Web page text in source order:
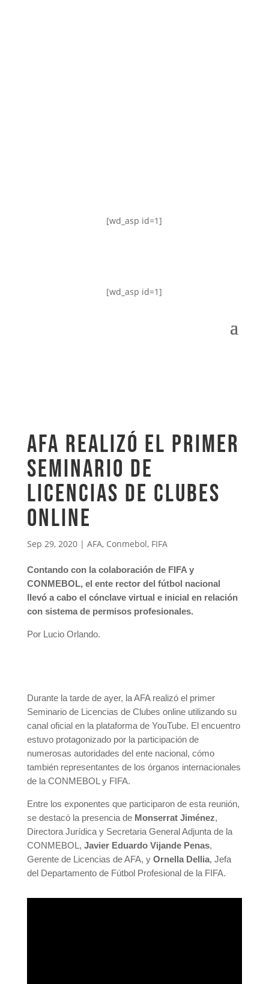
[wd_asp id=1]
[wd_asp id=1]
AFA realizó el primer
Seminario de
Licencias de clubes
online
Sep 29, 2020| AFA, Conmebol, FIFA
Contando con la colaboración de FIFA y
CONMEBOL, el ente rector del fútbol nacional
llevó a cabo el cónclave virtual e inicial en relación
con sistema de permisos profesionales.
Por Lucio Orlando.
Durante la tarde de ayer, la AFA realizó el primer
Seminario de Licencias de Clubes online utilizando su
canal oficial en la plataforma de YouTube. El encuentro
estuvo protagonizado por la participación de
numerosas autoridades del ente nacional, cómo
también representantes de los órganos internacionales
de la CONMEBOL y FIFA.
Entre los exponentes que participaron de esta reunión,
se destacó la presencia de Monserrat Jiménez,
Directora Jurídica y Secretaria General Adjunta de la
CONMEBOL, Javier Eduardo Vijande Penas,
Gerente de Licencias de AFA, y Ornella Dellia, Jefa
del Departamento de Fútbol Profesional de la FIFA.